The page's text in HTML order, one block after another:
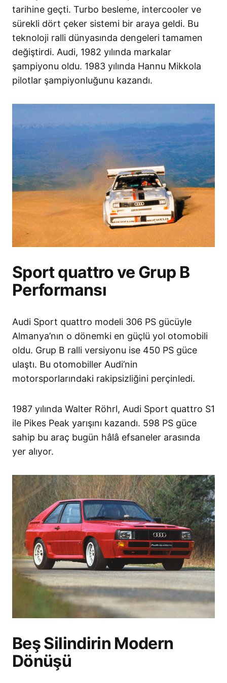
tarihine geçti. Turbo besleme, intercooler ve
sürekli dört çeker sistemi bir araya geldi. Bu
teknoloji ralli dünyasında dengeleri tamamen
değiştirdi. Audi, 1982 yılında markalar
şampiyonu oldu. 1983 yılında Hannu Mikkola
pilotlar şampiyonluğunu kazandı.
Sport quattro ve Grup B
Performansı
Audi Sport quattro modeli 306 PS gücüyle
Almanya’nın o dönemki en güçlü yol otomobili
oldu. Grup B ralli versiyonu ise 450 PS güce
ulaştı. Bu otomobiller Audi’nin
motorsporlarındaki rakipsizliğini perçinledi.
1987 yılında Walter Röhrl, Audi Sport quattro S1
ile Pikes Peak yarışını kazandı. 598 PS güce
sahip bu araç bugün hâlâ efsaneler arasında
yer alıyor.
Beş Silindirin Modern
Dönüşü